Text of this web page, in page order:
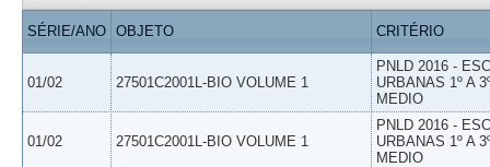
SÉRIE/ANO OBJETO CRITÉRIO
01/02 27501C2001L-BIO VOLUME 1
PNLD 2016 -
URBANAS 1º A
MEDIO
01/02 27501C2001L-BIO VOLUME 1
PNLD 2016 -
URBANAS 1º A
MEDIO